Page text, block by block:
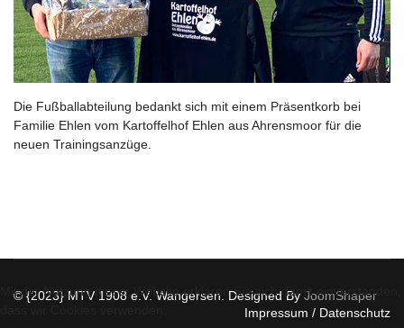
Die Fußballabteilung bedankt sich mit einem Präsentkorb bei
Familie Ehlen vom Kartoffelhof Ehlen aus Ahrensmoor für die
neuen Trainingsanzüge.
© {2023} MTV 1908 e.V. Wangersen. Designed By JoomShaper
Impressum / Datenschutz
Mit der Nutzung dieser Website erklären Sie sich damit einverstanden,